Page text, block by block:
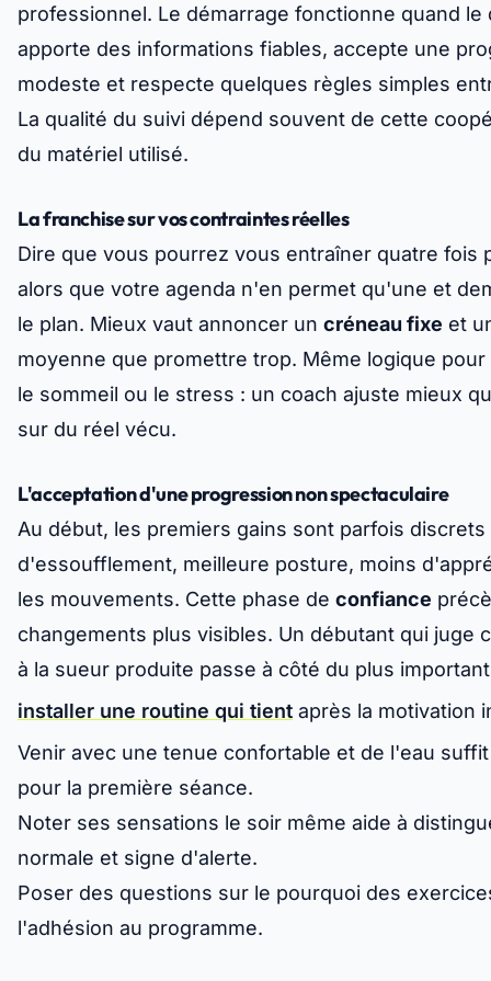
professionnel. Le démarrage fonctionne quand le
apporte des informations fiables, accepte une
modeste et respecte quelques règles simples
La qualité du suivi dépend souvent de cette
du matériel utilisé.
La franchise sur vos contraintes réelles
Dire que vous pourrez vous entraîner quatre fois
alors que votre agenda n'en permet qu'une et
le plan. Mieux vaut annoncer un créneau fixe et
moyenne que promettre trop. Même logique
le sommeil ou le stress : un coach ajuste mieux
sur du réel vécu.
L'acceptation d'une progression non spectaculaire
Au début, les premiers gains sont parfois discrets
d'essoufflement, meilleure posture, moins
les mouvements. Cette phase de confiance
changements plus visibles. Un débutant qui juge
à la sueur produite passe à côté du plus
installer une routine qui tient après la motivation
Venir avec une tenue confortable et de l'eau
pour la première séance.
Noter ses sensations le soir même aide à
normale et signe d'alerte.
Poser des questions sur le pourquoi des
l'adhésion au programme.